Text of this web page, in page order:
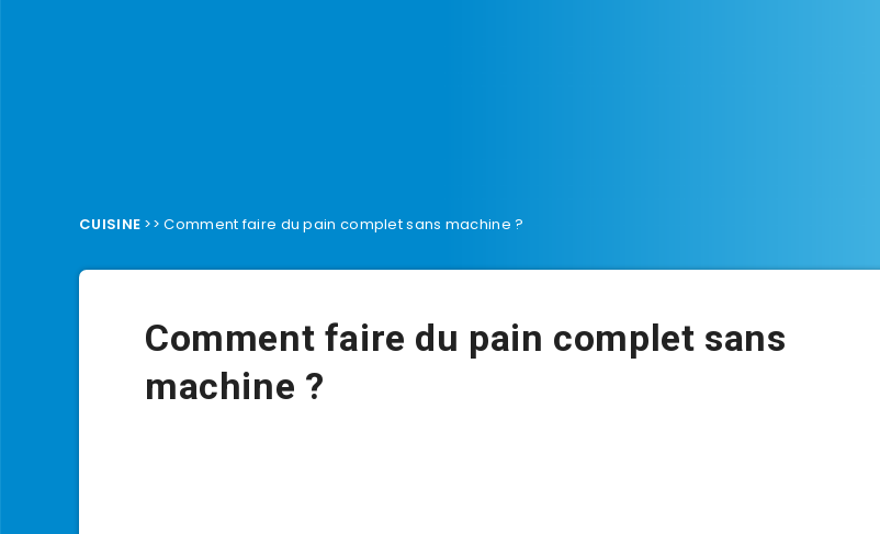
CUISINE >>Comment faire du pain complet sans machine ?
Comment faire du pain complet sans
machine ?